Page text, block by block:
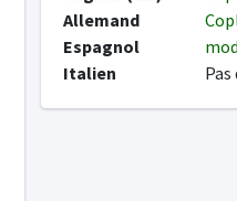
Allemand
Espagnol
Italien